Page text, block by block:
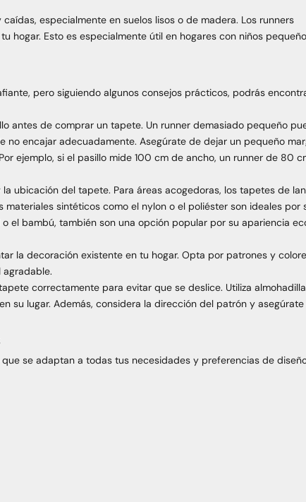
especialmente en suelos lisos o de madera. Los runners
hogar. Esto es especialmente útil en hogares con niños
pero siguiendo algunos consejos prácticos, podrás
antes de comprar un tapete. Un runner demasiado pequeño
encajar adecuadamente. Asegúrate de dejar un pequeño
ejemplo, si el pasillo mide 100 cm de ancho, un runner de 80
ubicación del tapete. Para áreas acogedoras, los tapetes de
sintéticos como el nylon o el poliéster son ideales por
el bambú, también son una opción popular por su apariencia
la decoración existente en tu hogar. Opta por patrones y
agradable.
correctamente para evitar que se deslice. Utiliza
su lugar. Además, considera la dirección del patrón y
se adaptan a todas tus necesidades y preferencias de